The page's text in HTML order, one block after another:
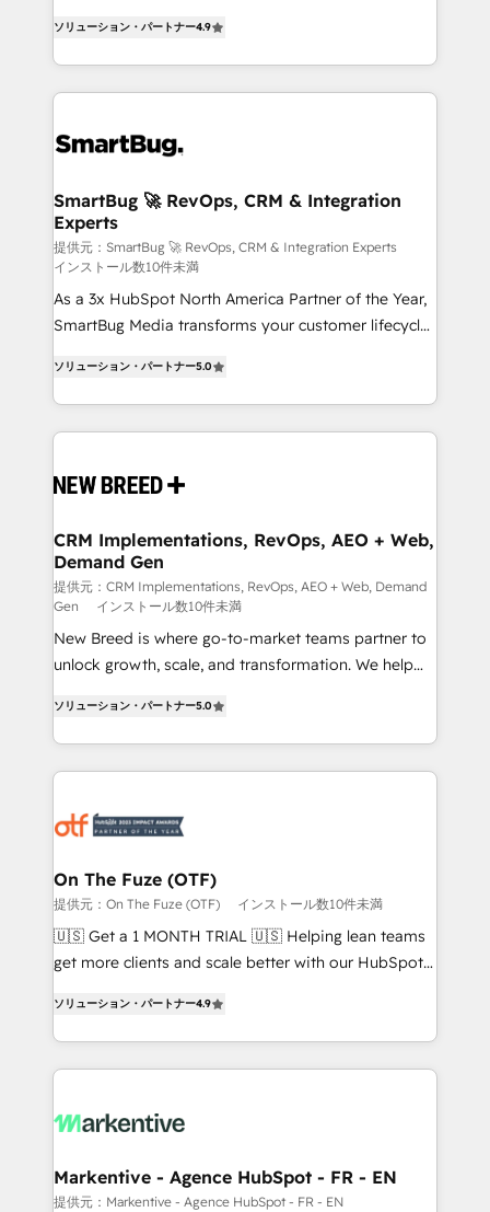
Perplexity等のAI検索からの流入・引用を前提にコンテ
ンツとサイト構造を最適化。 🏆 なぜ100incを選ぶの
ISO9001:2015 取得 ✓ 400社以上の導入実績 ✓
HubSpot大百科 出版 CRM・AI活用に関するご相談、現
状整理の壁打ちなど、構想段階からお気軽にお問い合わ
せください。
action and automation into competitive advantage.
✦ 150+ implementations ✦ 100+ certifications ✦ 7
Operating System (GTM OS) to align your leadership
and engineer a portal that drives predictable
revenue velocity. 🚀 GTM Strategy & Alignment
stalling growth. Fix your ICP, Math, and Story to stop
Scalable Architecture: Zero-technical-debt setup
across all Hubs, validated by our 7 HubSpot
Accreditations. AI-Powered RevOps: Breeze AI,
custom AI agents, and high-integrity migrations for
total reporting clarity. Security & Compliance: SOC 2
Type I and HIPAA attested for enterprise-grade data
ソリューション・パートナー4.9
SmartBug 🚀 RevOps, CRM & Integration
Experts
提供元：SmartBug 🚀 RevOps, CRM & Integration Experts
インストール数10件未満
As a 3x HubSpot North America Partner of the Year,
SmartBug Media transforms your customer lifecycle
includes specialized divisions Globalia (AI &
Software) and Point Success Media (Paid Media),
making this the official home for all three brands. 🔄
and system integrations powered by Globalia’s
trainers to drive platform adoption. 📈 Revenue
Generation - Full-funnel marketing and high-
performance advertising via Point Success Media. -
Expert deployment of Breeze AI and custom agents
to automate growth. 🏆 Elite Excellence - 8 platform
accreditations and deep HIPAA-compliance
ソリューション・パートナー5.0
CRM Implementations, RevOps, AEO + Web,
Demand Gen
提供元：CRM Implementations, RevOps, AEO + Web, Demand
Gen
インストール数10件未満
New Breed is where go-to-market teams partner to
unlock growth, scale, and transformation. We help
customer platform and operationalize HubSpot’s
Loop Marketing framework through expert-led
services, smart agents, and purpose-built apps,
results, fast. ⚙️CRM & RevOps: Align all Hubs to your
🎯Demand Gen & ABM: Drive pipeline with inbound,
ABM, AEO, SEO, & paid media. 👩‍💻Web Design:
Build high-performing websites with UX, messaging,
& conversion strategy that drive results. 🤖AI
AI, & maximize AEO with tailored AI services. 🧩
Integrations: Extend HubSpot with custom
ソリューション・パートナー5.0
On The Fuze (OTF)
提供元：On The Fuze (OTF) インストール数10件未満
🇺🇸 Get a 1 MONTH TRIAL 🇺🇸 Helping lean teams
get more clients and scale better with our HubSpot
Work With 🚀 We help lean, growing companies: -
Win more business - Reduce no-shows - Improve
lead & deal conversion rates - Scale with less
What do you get? 🤓 Our client's are too busy to
Personal Consultant + Tech Team to handle the
heavy lifting of mapping out AND building your ideal
ソリューション・パートナー4.9
Markentive - Agence HubSpot - FR - EN
提供元：Markentive - Agence HubSpot - FR - EN